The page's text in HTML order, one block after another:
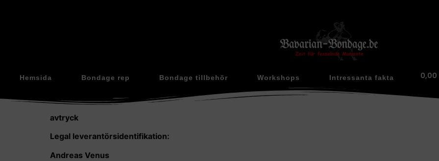
Hemsida Bondage rep Bondage tillbehör Workshops Intressanta fakta 0,00
avtryck
Legal leverantörsidentifikation:
Andreas Venus